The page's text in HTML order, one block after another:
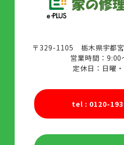
〒329-1105 栃木県宇都
営業時間：9:00
定休日：日曜
tel : 0120-